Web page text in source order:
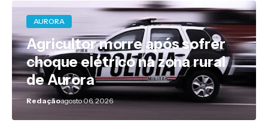
AURORA
Agricultor morre após sofrer
choque elétrico na zona rural
de Aurora
Redaçãoagosto 06, 2026